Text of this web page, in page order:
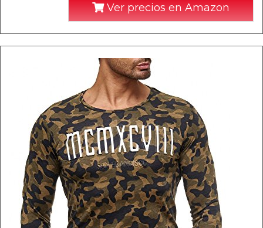
Ver precios en Amazon